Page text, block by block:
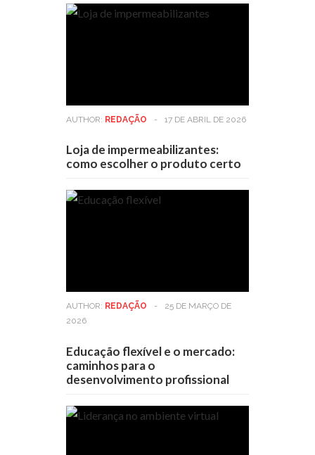
AUTHOR: REDAÇÃO - 17 DE ABRIL DE 2026
Loja de impermeabilizantes:
como escolher o produto certo
AUTHOR: REDAÇÃO -
25 DE MARÇO DE
2026
Educação flexível e o mercado:
caminhos para o
desenvolvimento profissional